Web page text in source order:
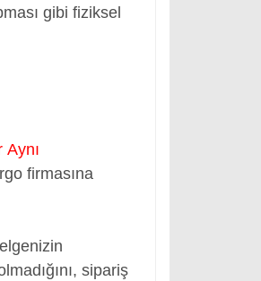
gibi fiziksel
firmasına
sipariş